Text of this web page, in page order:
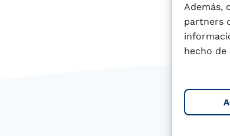
Además,
partners
hecho de